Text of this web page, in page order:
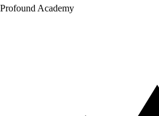
Profound Academy